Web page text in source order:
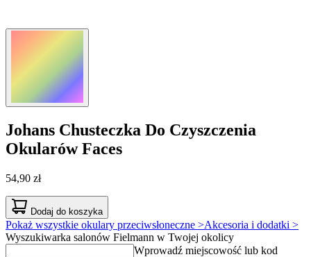
Johans Chusteczka Do Czyszczenia
Okularów Faces
54,90 zł
Dodaj do koszyka
Pokaż wszystkie okulary przeciwsłoneczne >Akcesoria i dodatki >
Wyszukiwarka salonów Fielmann w Twojej okolicy
Wprowadź miejscowość lub kod